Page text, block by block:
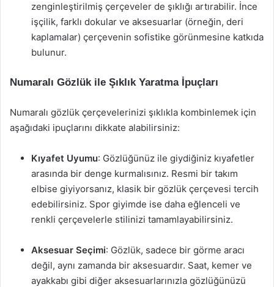
zenginleştirilmiş çerçeveler de şıklığı artırabilir. İnce
işçilik, farklı dokular ve aksesuarlar (örneğin, deri
kaplamalar) çerçevenin sofistike görünmesine katkıda
bulunur.
Numaralı Gözlük ile Şıklık Yaratma İpuçları
Numaralı gözlük çerçevelerinizi şıklıkla kombinlemek için
aşağıdaki ipuçlarını dikkate alabilirsiniz:
Kıyafet Uyumu: Gözlüğünüz ile giydiğiniz kıyafetler
arasında bir denge kurmalısınız. Resmi bir takım
elbise giyiyorsanız, klasik bir gözlük çerçevesi tercih
edebilirsiniz. Spor giyimde ise daha eğlenceli ve
renkli çerçevelerle stilinizi tamamlayabilirsiniz.
Aksesuar Seçimi: Gözlük, sadece bir görme aracı
değil, aynı zamanda bir aksesuardır. Saat, kemer ve
ayakkabı gibi diğer aksesuarlarınızla gözlüğünüzü